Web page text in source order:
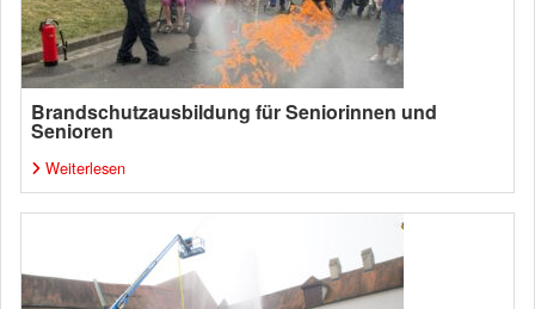
Brandschutzausbildung für Seniorinnen und
Senioren
Weiterlesen